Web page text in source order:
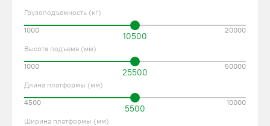
Грузоподъемность (кг)
10500
1000 20000
Высота подъема (мм)
25500
1000 50000
Длина платформы (мм)
5500
4500 10000
Ширина платформы (мм)